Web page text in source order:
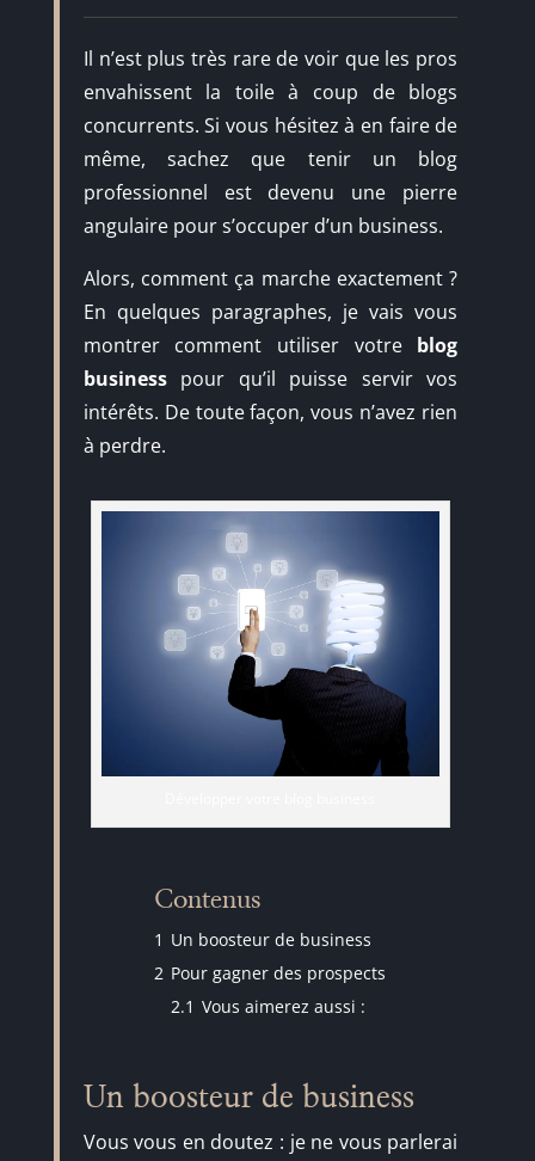
Il n’est plus très rare de voir que les pros
envahissent la toile à coup de blogs
concurrents. Si vous hésitez à en faire de
même, sachez que tenir un blog
professionnel est devenu une pierre
angulaire pour s’occuper d’un business.
Alors, comment ça marche exactement ?
En quelques paragraphes, je vais vous
montrer comment utiliser votre blog
businesspour qu’il puisse servir vos
intérêts. De toute façon, vous n’avez rien
à perdre.
Contenus
1 Un boosteur de business
2 Pour gagner des prospects
2.1 Vous aimerez aussi :
Un boosteur de business
Vous vous en doutez : je ne vous parlerai